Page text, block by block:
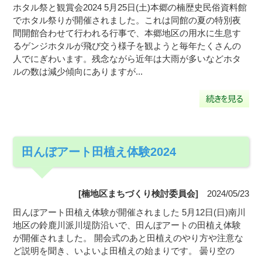
ホタル祭と観賞会2024 5月25日(土)本郷の楠歴史民俗資料館
でホタル祭りが開催されました。これは同館の夏の特別夜
間開館合わせて行われる行事で、本郷地区の用水に生息す
るゲンジホタルが飛び交う様子を観ようと毎年たくさんの
人でにぎわいます。残念ながら近年は大雨が多いなどホタ
ルの数は減少傾向にありますが...
田んぼアート田植え体験2024
[楠地区まちづくり検討委員会] 2024/05/23
田んぼアート田植え体験が開催されました 5月12日(日)南川
地区の鈴鹿川派川堤防沿いで、田んぼアートの田植え体験
が開催されました。 開会式のあと田植えのやり方や注意な
ど説明を聞き、いよいよ田植えの始まりです。 曇り空の